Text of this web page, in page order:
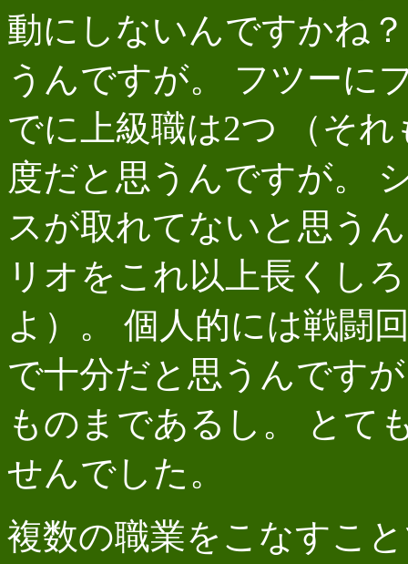
動にしないんですかね
うんですが。 フツーに
でに上級職は2つ （そ
度だと思うんですが。
スが取れてないと思う
リオをこれ以上長くし
よ）。 個人的には戦闘
で十分だと思うんです
ものまであるし。 とて
せんでした。
複数の職業をこなすこ